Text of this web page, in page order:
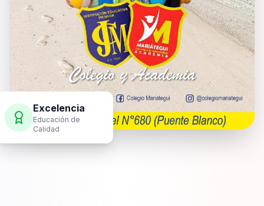
Excelencia
Educación de
Calidad